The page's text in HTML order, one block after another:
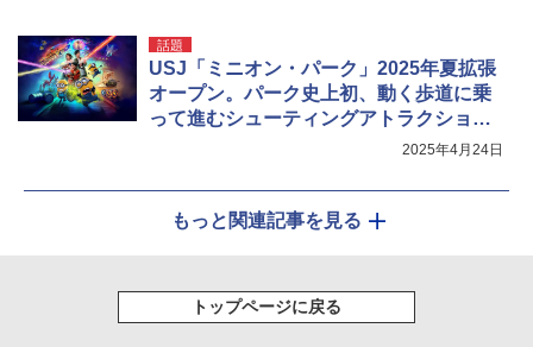
話題
USJ「ミニオン・パーク」2025年夏拡張
オープン。パーク史上初、動く歩道に乗
って進むシューティングアトラクション
2025年4月24日
もっと関連記事を見る
トップページに戻る